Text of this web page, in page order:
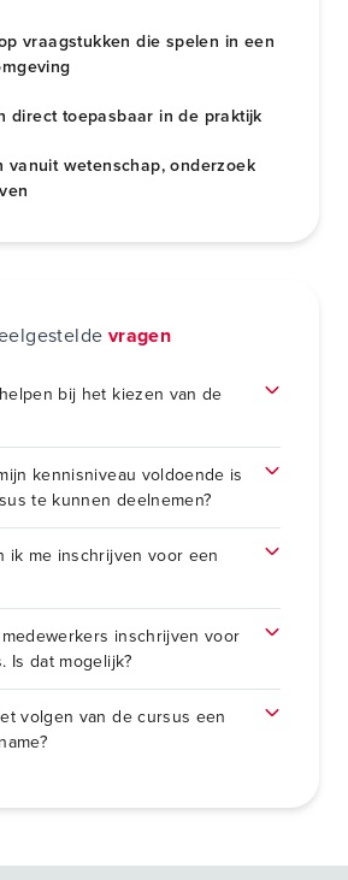
vraagstukken die spelen in een
direct toepasbaar in de praktijk
vanuit wetenschap, onderzoek
vragen
bij het kiezen van de
kennisniveau voldoende is
te kunnen deelnemen?
ik me inschrijven voor een
inschrijven voor
Is dat mogelijk?
volgen van de cursus een